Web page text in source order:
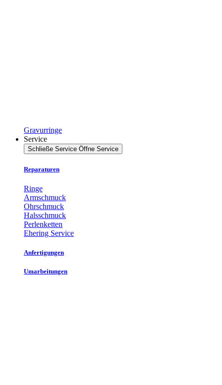
Gravurringe
Service
Schließe Service Öffne Service
Reparaturen
Ringe
Armschmuck
Ohrschmuck
Halsschmuck
Perlenketten
Ehering Service
Anfertigungen
Umarbeitungen